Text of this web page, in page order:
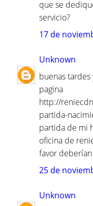
que se
servicio?
17 de
Unknown
buenas
pagina
http://
partida-
partida de mi
oficina de
favor deberían
25 de
Unknown